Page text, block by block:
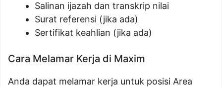
Salinan ijazah dan transkrip nilai
Surat referensi (jika ada)
Sertifikat keahlian (jika ada)
Cara Melamar Kerja di Maxim
Anda dapat melamar kerja untuk posisi Area